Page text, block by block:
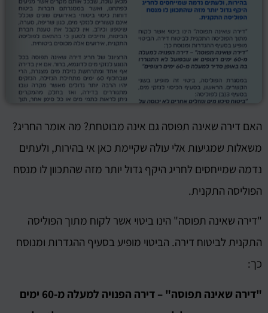
האם דירה שאינה תפוסה גם אינה מבוטחת? מה אומר החריג?
משאלות שמגיעות אלי עולה שקיימת כאן אי בהירות, ולעתים
נדמה שמייחסים לחריג היקף גדול יותר מזה שהתכוון לו מנסח
הפוליסה התקנית.
"דירה שאינה תפוסה" הינו ביטוי אשר לקוח מתוך הפוליסה
התקנית לביטוח דירה. הביטוי מופיע בסעיף ההגדרות ומנוסח
כך:
"דירה שאינה תפוסה" – דירה הפנויה למעלה מ-60 ימים